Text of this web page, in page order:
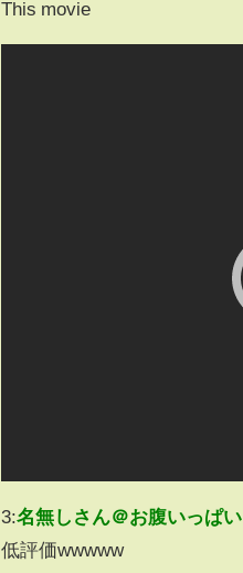
This movie
3:名無しさん＠お腹いっぱい
低評価wwwww